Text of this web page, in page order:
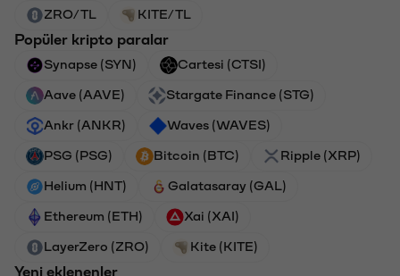
ZRO/TL KITE/TL
Popüler kripto paralar
Synapse (SYN) Cartesi (CTSI)
Aave (AAVE) Stargate Finance (STG)
Ankr (ANKR) Waves (WAVES)
PSG (PSG) Bitcoin (BTC) Ripple (XRP)
Helium (HNT) Galatasaray (GAL)
Ethereum (ETH) Xai (XAI)
LayerZero (ZRO) Kite (KITE)
Yeni eklenenler